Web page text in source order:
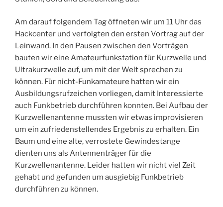
Am darauf folgendem Tag öffneten wir um 11 Uhr das
Hackcenter und verfolgten den ersten Vortrag auf der
Leinwand. In den Pausen zwischen den Vorträgen
bauten wir eine Amateurfunkstation für Kurzwelle und
Ultrakurzwelle auf, um mit der Welt sprechen zu
können. Für nicht-Funkamateure hatten wir ein
Ausbildungsrufzeichen vorliegen, damit Interessierte
auch Funkbetrieb durchführen konnten. Bei Aufbau der
Kurzwellenantenne mussten wir etwas improvisieren
um ein zufriedenstellendes Ergebnis zu erhalten. Ein
Baum und eine alte, verrostete Gewindestange
dienten uns als Antennenträger für die
Kurzwellenantenne. Leider hatten wir nicht viel Zeit
gehabt und gefunden um ausgiebig Funkbetrieb
durchführen zu können.